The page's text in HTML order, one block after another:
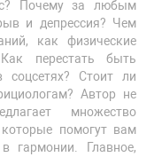
Почему за любым
и депрессия? Чем
как физические
перестать быть
соцсетях? Стоит ли
Автор не
множество
помогут вам
Главное,